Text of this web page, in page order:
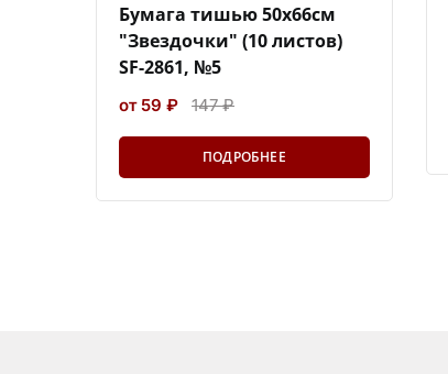
Бумага тишью 50х66см
"Звездочки" (10 листов)
SF-2861, №5
от 59 ₽ 147 ₽
ПОДРОБНЕЕ